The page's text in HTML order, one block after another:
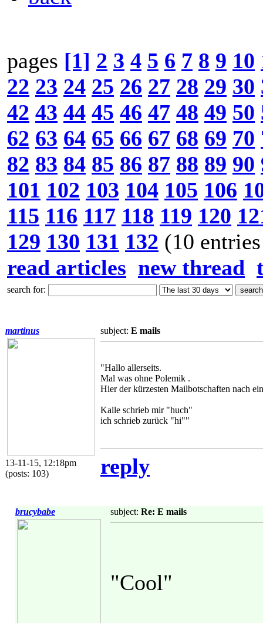
pages [1] 2 3 4 5 6 7 8 9 10
22 23 24 25 26 27 28 29 30
42 43 44 45 46 47 48 49 50
62 63 64 65 66 67 68 69 70
82 83 84 85 86 87 88 89 90
101 102 103 104 105 106
115 116 117 118 119 120
129 130 131 132 (10
read articles new thread
search for:
martinus
13-11-15, 12:18pm
(posts: 103)
subject: E mails
"Hallo allerseits.
Mal was ohne Polemik .
Hier der kürzesten Mailbotschaften nach
Kalle schrieb mir "huch"
ich schrieb zurück "hi""
reply
brucybabe subject: Re: E mails
"Cool"